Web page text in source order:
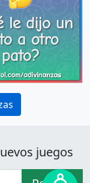
juegos